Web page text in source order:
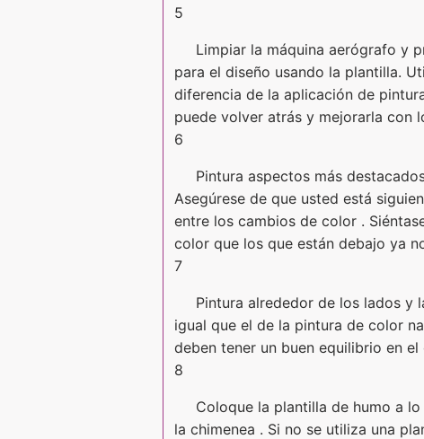
5
Limpiar la máquina aerógrafo y
para el diseño usando la plantilla.
diferencia de la aplicación de
puede volver atrás y mejorarla con
6
Pintura aspectos más
Asegúrese de que usted está
entre los cambios de color .
color que los que están debajo ya
7
Pintura alrededor de los lados y
igual que el de la pintura de color
deben tener un buen equilibrio en
8
Coloque la plantilla de humo a
la chimenea . Si no se utiliza una